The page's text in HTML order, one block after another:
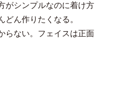
がシンプルなのに着け方
ん作りたくなる。
らない。フェイスは正面